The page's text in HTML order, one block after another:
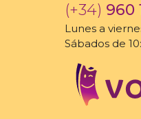
(+34) 960
Lunes a
Sábados de